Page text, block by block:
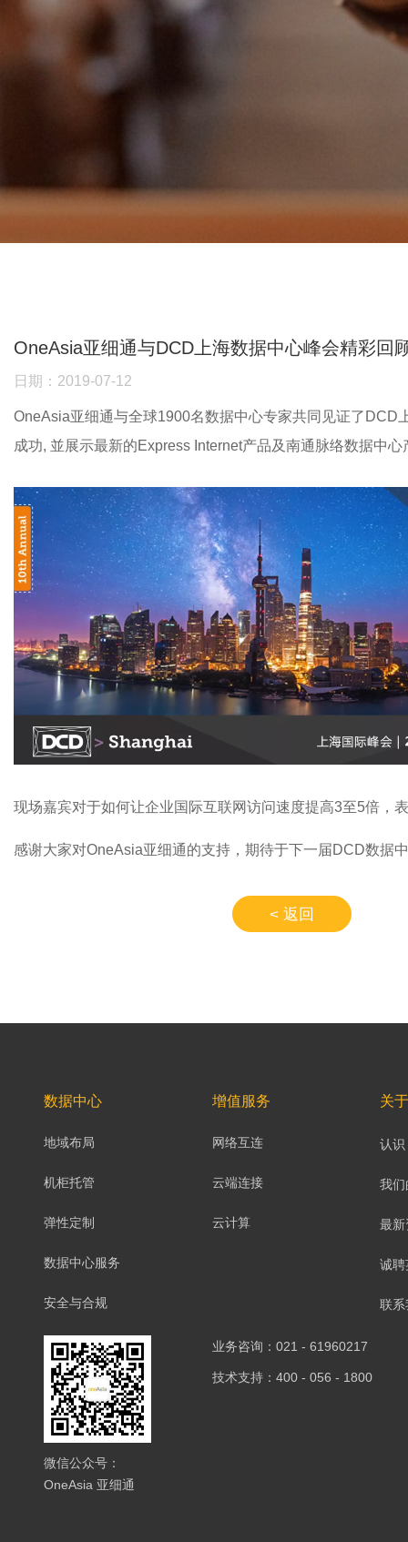
OneAsia亚细通与DCD上海数据中心峰会精彩回
日期：2019-07-12
OneAsia亚细通与全球1900名数据中心专家共同见证了DCD
成功, 並展示最新的Express Internet产品及南通脉络数据中心
现场嘉宾对于如何让企业国际互联网访问速度提高3至5倍，
感谢大家对OneAsia亚细通的支持，期待于下一届DCD数据
< 返回
数据中心
地域布局
机柜托管
弹性定制
数据中心服务
安全与合规
增值服务
网络互连
云端连接
云计算
关
认
我
最
诚
联
微信公众号：
OneAsia 亚细通
业务咨询：021 - 61960217
技术支持：400 - 056 - 1800